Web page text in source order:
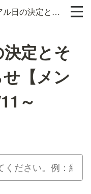
リニューアル日の決定とその他重要なお知らせ【メンテナンス期間：5/11～5/12】
定とそ
【メン
～